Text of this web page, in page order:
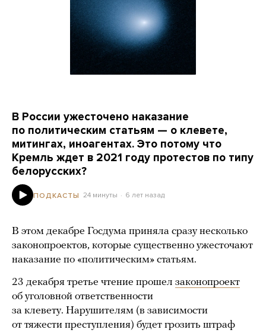
В России ужесточено наказание
по политическим статьям — о клевете,
митингах, иноагентах. Это потому что
Кремль ждет в 2021 году протестов по типу
белорусских?
ПОДКАСТЫ 24 минуты 6 лет назад
В этом декабре Госдума приняла сразу несколько
законопроектов, которые существенно ужесточают
наказание по «политическим» статьям.
23 декабря третье чтение прошел законопроект
об уголовной ответственности
за клевету. Нарушителям (в зависимости
от тяжести преступления) будет грозить штраф